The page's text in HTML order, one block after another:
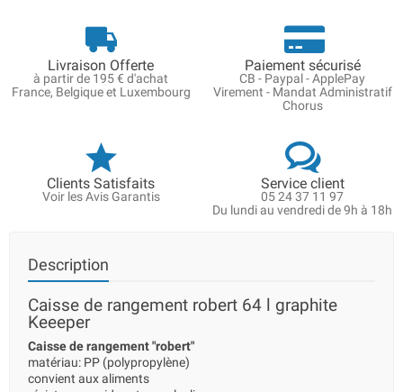
Livraison Offerte
à partir de 195 € d'achat
France, Belgique et Luxembourg
Paiement sécurisé
CB - Paypal - ApplePay
Virement - Mandat Administratif
Chorus
Clients Satisfaits
Voir les Avis Garantis
Service client
05 24 37 11 97
Du lundi au vendredi de 9h à 18h
Description
Caisse de rangement robert 64 l graphite
Keeeper
Caisse de rangement "robert"
matériau: PP (polypropylène)
convient aux aliments